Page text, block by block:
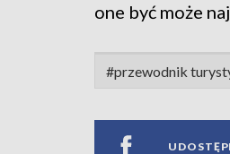
one być może
#przewodnik